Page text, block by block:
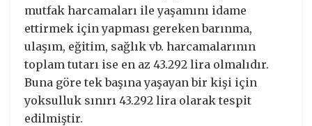
mutfak harcamaları ile yaşamını idame
ettirmek için yapması gereken barınma,
ulaşım, eğitim, sağlık vb. harcamalarının
toplam tutarı ise en az 43.292 lira olmalıdır.
Buna göre tek başına yaşayan bir kişi için
yoksulluk sınırı 43.292 lira olarak tespit
edilmiştir.